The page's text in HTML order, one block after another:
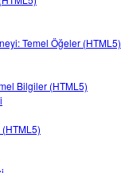
Temel Öğeler (HTML5)
Bilgiler (HTML5)